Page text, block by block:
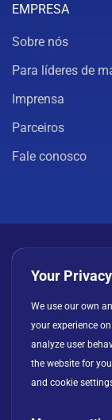
EMPRESA
Sobre nós
Para líderes de
Imprensa
Parceiros
Fale conosco
Política de
Your
We use our own
your experience
analyze user
the website for
and cookie